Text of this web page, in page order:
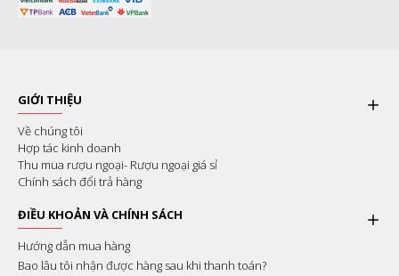
GIỚI THIỆU
Về chúng tôi
Hợp tác kinh doanh
Thu mua rượu ngoại- Rượu ngoại giá sỉ
Chính sách đổi trả hàng
ĐIỀU KHOẢN VÀ CHÍNH SÁCH
Hướng dẫn mua hàng
Bao lâu tôi nhận được hàng sau khi thanh toán?